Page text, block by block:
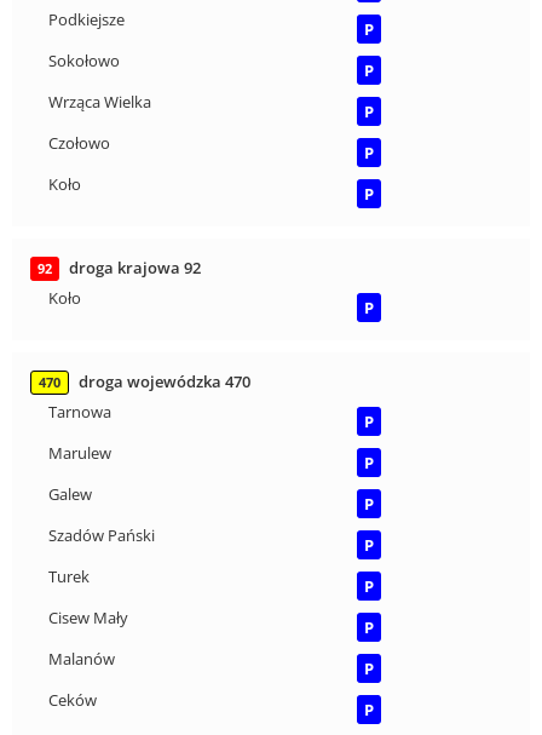
Podkiejsze
P
Sokołowo
P
Wrząca Wielka
P
Czołowo
P
Koło
P
92
droga krajowa 92
Koło
P
470
droga wojewódzka 470
Tarnowa
P
Marulew
P
Galew
P
Szadów Pański
P
Turek
P
Cisew Mały
P
Malanów
P
Ceków
P